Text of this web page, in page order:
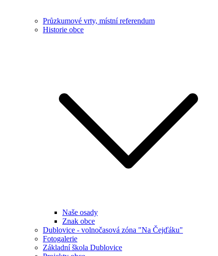
Průzkumové vrty, místní referendum
Historie obce
Naše osady
Znak obce
Dublovice - volnočasová zóna "Na Čejďáku"
Fotogalerie
Základní škola Dublovice